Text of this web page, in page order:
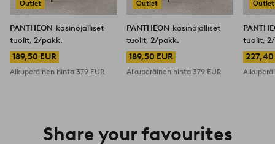
Outlet
PANTHEON käsinojalliset
tuolit, 2/pakk.
189,50 EUR
Alkuperäinen hinta 379 EUR
Outlet
PANTHEON käsinojalliset
tuolit, 2/pakk.
189,50 EUR
Alkuperäinen hinta379 EUR
Outlet
tuolit,
227,40
Share your favourites